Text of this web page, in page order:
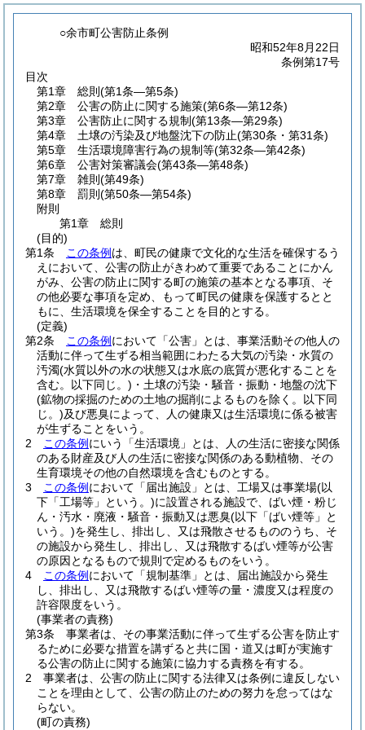
○余市町公害防止条例
昭和52年8月22日
条例第17号
目次
第1章
総則 (第1条―第5条)
第2章
公害の防止に関する施策(第6条―第12条)
第3章
公害防止に関する規制(第13条―第29条)
第4章
土壌の汚染及び地盤沈下の防止(第30条・第31条)
第5章
生活環境障害行為の規制等(第32条―第42条)
第6章
公害対策審議会(第43条―第48条)
第7章
雑則 (第49条)
第8章
罰則 (第50条―第54条)
附則
第1章
総則
(目的)
第1条
この条例 は、町民の健康で文化的な生活を確保するう
えにおいて、公害の防止がきわめて重要であることにかん
がみ、公害の防止に関する町の施策の基本となる事項、そ
の他必要な事項を定め、もって町民の健康を保護するとと
もに、生活環境を保全することを目的とする。
(定義)
第2条
この条例 において「公害」とは、事業活動その他人の
活動に伴って生ずる相当範囲にわたる大気の汚染・水質の
汚濁(水質以外の水の状態又は水底の底質が悪化することを
含む。以下同じ。) ・土壌の汚染・騒音・振動・地盤の沈下
(鉱物の採掘のための土地の掘削によるものを除く。以下同
じ。)及び悪臭によって、人の健康又は生活環境に係る被害
が生ずることをいう。
2
この条例 にいう「生活環境」とは、人の生活に密接な関係
のある財産及び人の生活に密接な関係のある動植物、その
生育環境その他の自然環境を含むものとする。
3
この条例 において「届出施設」とは、工場又は事業場(以
下「工場等」という。)に設置される施設で、ばい煙・粉じ
ん・汚水・廃液・騒音・振動又は悪臭(以下「ばい煙等」と
いう。)を発生し、排出し、又は飛散させるもののうち、そ
の施設から発生し、排出し、又は飛散するばい煙等が公害
の原因となるもので規則で定めるものをいう。
4
この条例 において「規制基準」とは、届出施設から発生
し、排出し、又は飛散するばい煙等の量・濃度又は程度の
許容限度をいう。
(事業者の責務)
第3条
事業者は、その事業活動に伴って生ずる公害を防止す
るために必要な措置を講ずると共に国・道又は町が実施す
る公害の防止に関する施策に協力する責務を有する。
2
事業者は、公害の防止に関する法律又は条例に違反しない
ことを理由として、公害の防止のための努力を怠ってはな
らない。
(町の責務)